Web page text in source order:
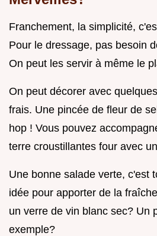
Franchement, la simplicité,
Pour le dressage, pas besoin
On peut les servir à même le
On peut décorer avec
frais. Une pincée de fleur de
hop ! Vous pouvez
terre croustillantes four avec
Une bonne salade verte, c'est
idée pour apporter de la
un verre de vin blanc sec? Un
exemple?